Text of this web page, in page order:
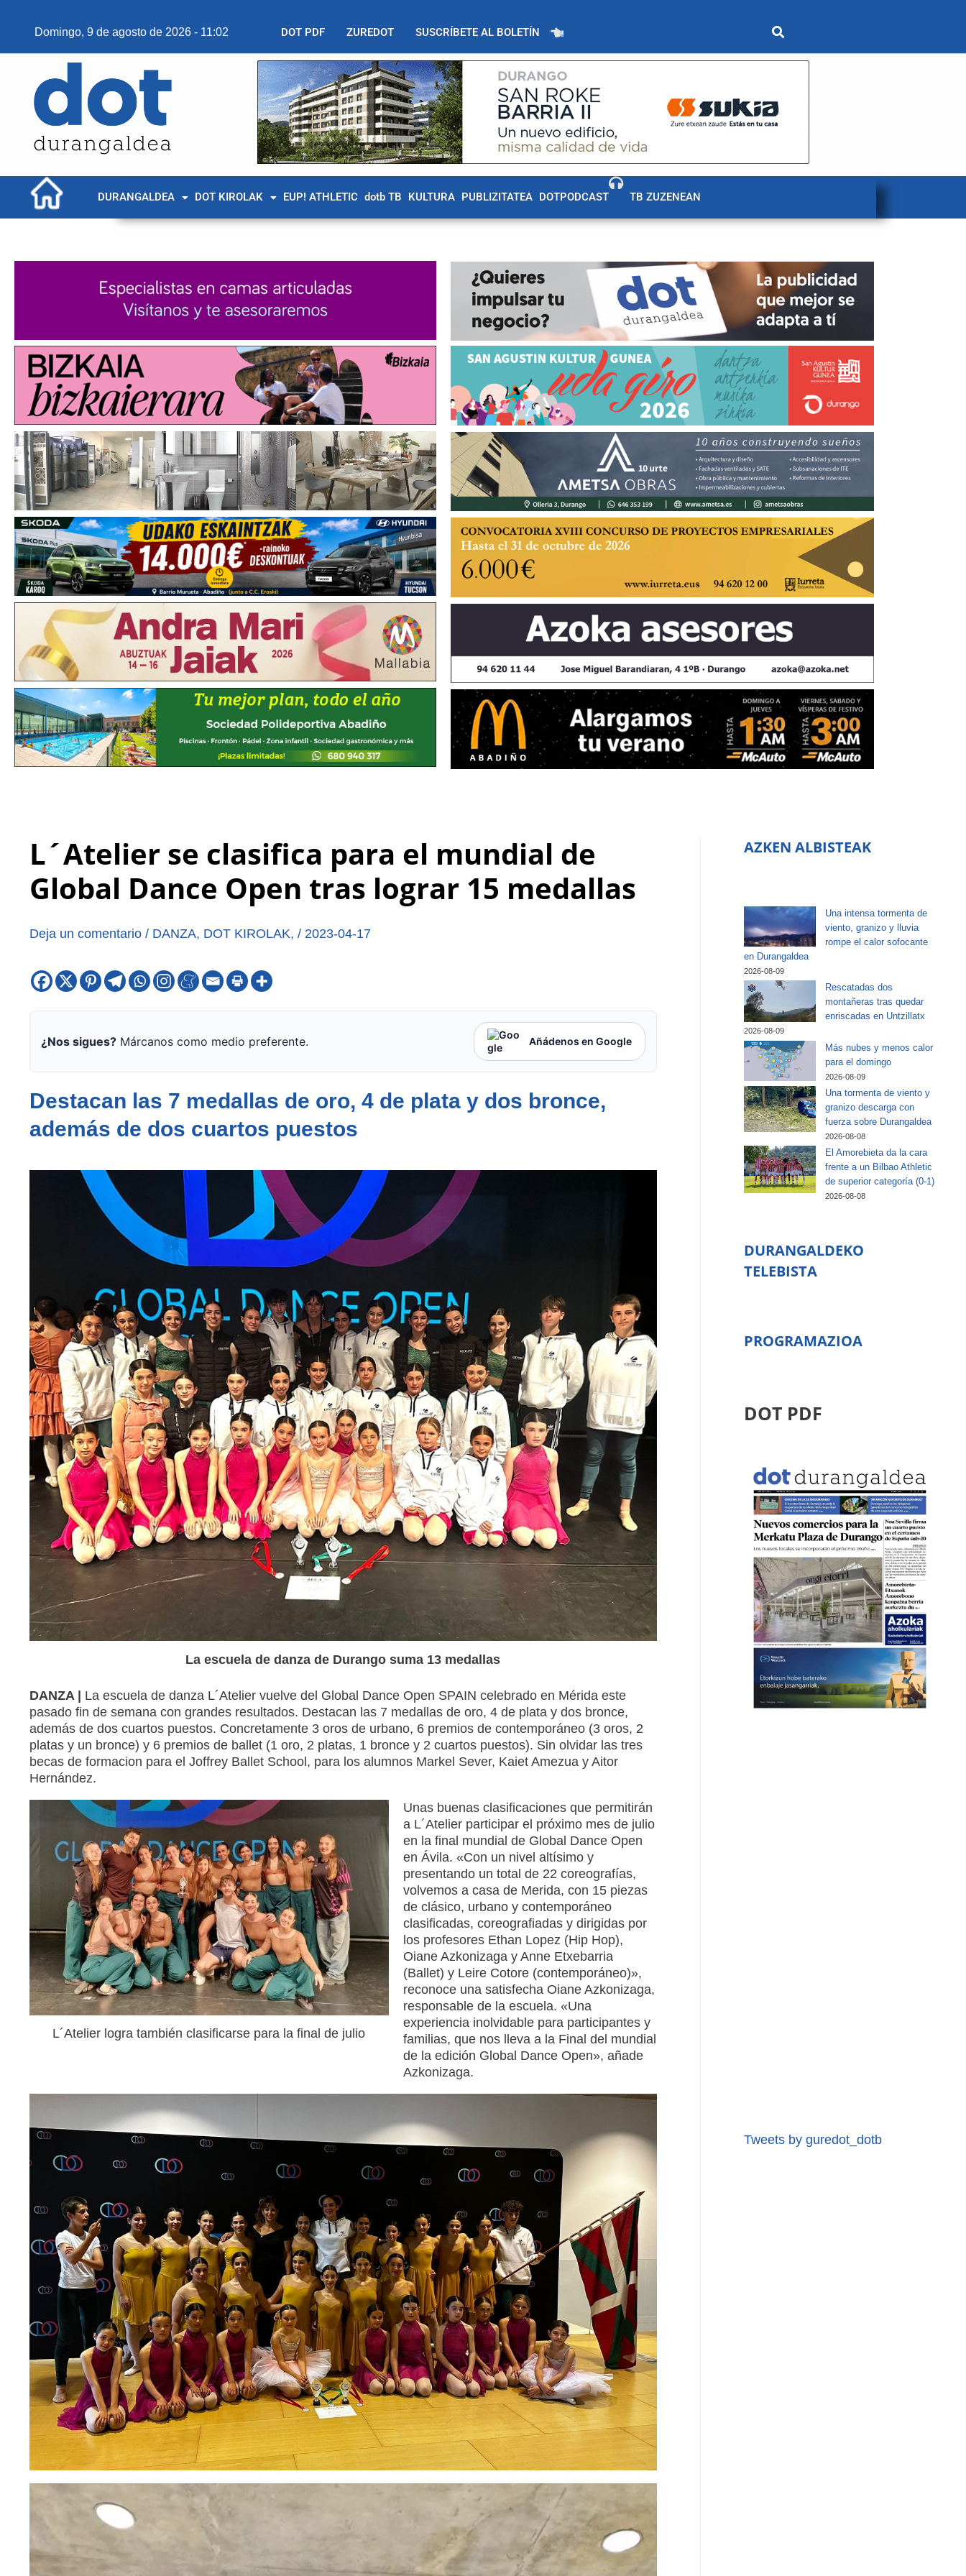
Domingo, 9 de agosto de 2026 - 11:02 DOT PDF ZUREDOT SUSCRÍBETE AL BOLETÍN
DURANGALDEA DOT KIROLAK EUP! ATHLETIC dotb TB KULTURA PUBLIZITATEA DOTPODCAST TB ZUZENEAN
L´Atelier se clasifica para el mundial de
Global Dance Open tras lograr 15 medallas
Deja un comentario / DANZA, DOT KIROLAK, / 2023-04-17
¿Nos sigues?Márcanos como medio preferente. Añádenos en Google
Destacan las 7 medallas de oro, 4 de plata y dos bronce,
además de dos cuartos puestos
La escuela de danza de Durango suma 13 medallas
DANZA | La escuela de danza L´Atelier vuelve del Global Dance Open SPAIN celebrado en Mérida este
pasado fin de semana con grandes resultados. Destacan las 7 medallas de oro, 4 de plata y dos bronce,
además de dos cuartos puestos. Concretamente 3 oros de urbano, 6 premios de contemporáneo (3 oros, 2
platas y un bronce) y 6 premios de ballet (1 oro, 2 platas, 1 bronce y 2 cuartos puestos). Sin olvidar las tres
becas de formacion para el Joffrey Ballet School, para los alumnos Markel Sever, Kaiet Amezua y Aitor
Hernández.
L´Atelier logra también clasificarse para la final de julio
Unas buenas clasificaciones que permitirán
a L´Atelier participar el próximo mes de julio
en la final mundial de Global Dance Open
en Ávila. «Con un nivel altísimo y
presentando un total de 22 coreografías,
volvemos a casa de Merida, con 15 piezas
de clásico, urbano y contemporáneo
clasificadas, coreografiadas y dirigidas por
los profesores Ethan Lopez (Hip Hop),
Oiane Azkonizaga y Anne Etxebarria
(Ballet) y Leire Cotore (contemporáneo)»,
reconoce una satisfecha Oiane Azkonizaga,
responsable de la escuela. «Una
experiencia inolvidable para participantes y
familias, que nos lleva a la Final del mundial
de la edición Global Dance Open», añade
Azkonizaga.
AZKEN ALBISTEAK
Una intensa tormenta de
viento, granizo y lluvia
rompe el calor sofocante
en Durangaldea
2026-08-09
Rescatadas dos
montañeras tras quedar
enriscadas en Untzillatx
2026-08-09
Más nubes y menos calor
para el domingo
2026-08-09
Una tormenta de viento y
granizo descarga con
fuerza sobre Durangaldea
2026-08-08
El Amorebieta da la cara
frente a un Bilbao Athletic
de superior categoría (0-1)
2026-08-08
DURANGALDEKO
TELEBISTA
PROGRAMAZIOA
DOT PDF
Tweets by guredot_dotb